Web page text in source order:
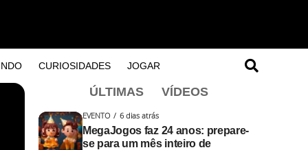
CURIOSIDADES JOGAR
ÚLTIMAS VÍDEOS
EVENTO 6 dias atrás
MegaJogos faz 24 anos: prepare-
se para um mês inteiro de